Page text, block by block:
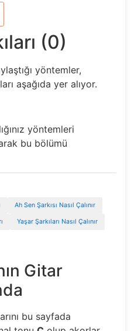
(0)
yöntemler,
aşağıda yer alıyor.
yöntemleri
bu bölümü
Ah Sen Şarkısı Nasıl Çalınır
Yaşar Şarkıları Nasıl Çalınır
Gitar
bu sayfada